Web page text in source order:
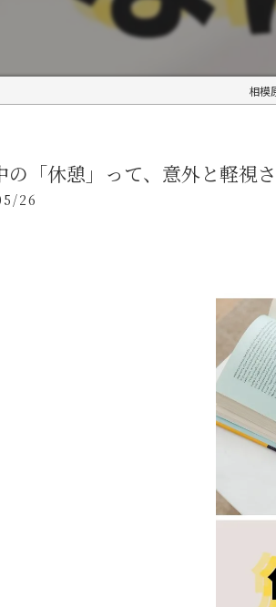
相模
の「休憩」って、意外と軽視
26